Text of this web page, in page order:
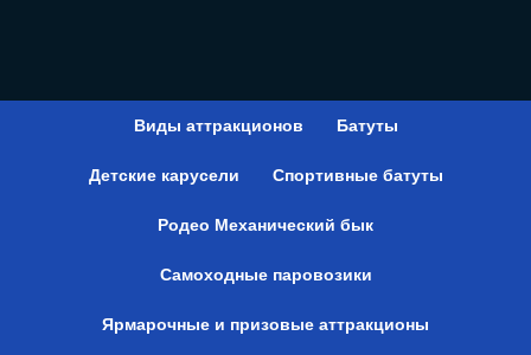
Виды аттракционов Батуты
Детские карусели Спортивные батуты
Родео Механический бык
Самоходные паровозики
Ярмарочные и призовые аттракционы